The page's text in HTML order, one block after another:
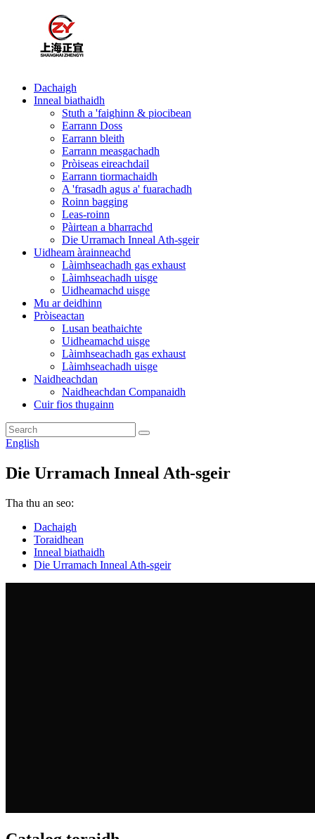
Dachaigh
Inneal biathaidh
Stuth a 'faighinn & piocibean
Earrann Doss
Earrann bleith
Earrann measgachadh
Pròiseas eireachdail
Earrann tiormachaidh
A 'frasadh agus a' fuarachadh
Roinn bagging
Leas-roinn
Pàirtean a bharrachd
Die Urramach Inneal Ath-sgeir
Uidheam àrainneachd
Làimhseachadh gas exhaust
Làimhseachadh uisge
Uidheamachd uisge
Mu ar deidhinn
Pròiseactan
Lusan beathaichte
Uidheamachd uisge
Làimhseachadh gas exhaust
Làimhseachadh uisge
Naidheachdan
Naidheachdan Companaidh
Cuir fios thugainn
English
Die Urramach Inneal Ath-sgeir
Tha thu an seo:
Dachaigh
Toraidhean
Inneal biathaidh
Die Urramach Inneal Ath-sgeir